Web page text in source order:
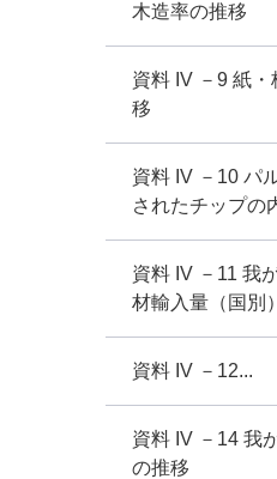
木造率の推移
資料 IV －9 紙
移
資料 IV －10 パ
されたチップの
資料 IV －11 我
材輸入量（国別
資料 IV －12...
資料 IV －14 我
の推移